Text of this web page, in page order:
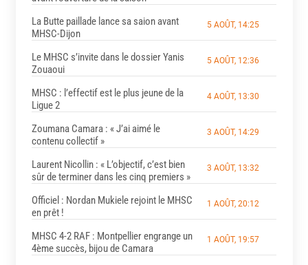
La Butte paillade lance sa saion avant
MHSC-Dijon
5 AOÛT, 14:25
Le MHSC s’invite dans le dossier Yanis
Zouaoui
5 AOÛT, 12:36
MHSC : l’effectif est le plus jeune de la
Ligue 2
4 AOÛT, 13:30
Zoumana Camara : « J’ai aimé le
contenu collectif »
3 AOÛT, 14:29
Laurent Nicollin : « L’objectif, c’est bien
sûr de terminer dans les cinq premiers »
3 AOÛT, 13:32
Officiel : Nordan Mukiele rejoint le MHSC
en prêt !
1 AOÛT, 20:12
MHSC 4-2 RAF : Montpellier engrange un
4ème succès, bijou de Camara
1 AOÛT, 19:57